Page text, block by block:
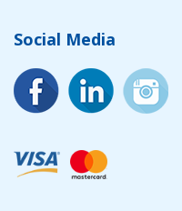
Social Media